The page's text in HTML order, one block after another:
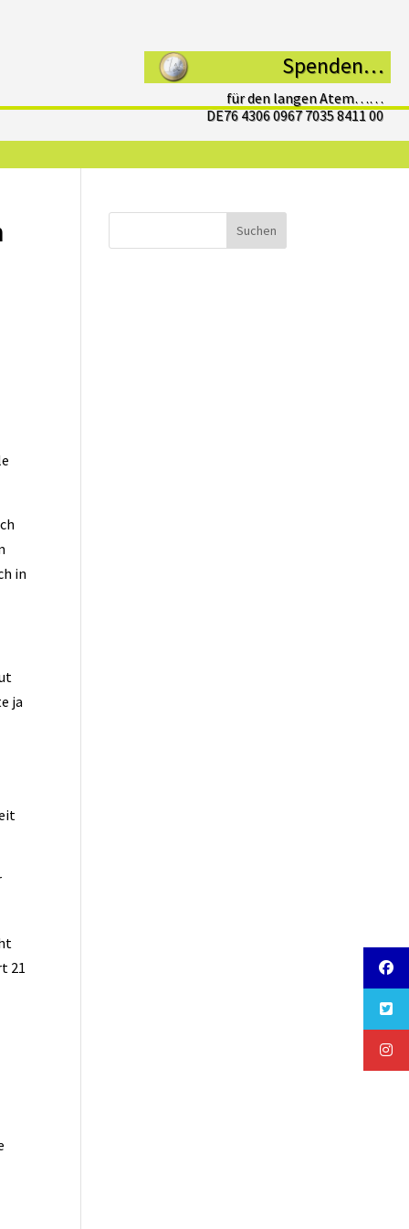
Spenden…
für den langen Atem……
DE76 4306 0967 7035 8411 00
in
ja
21
Suchen